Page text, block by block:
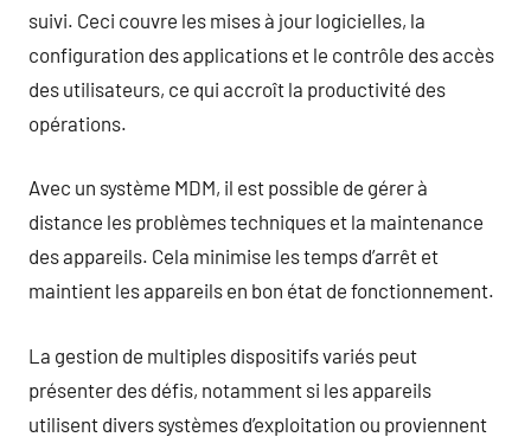
suivi. Ceci couvre les mises à jour logicielles, la
configuration des applications et le contrôle des accès
des utilisateurs, ce qui accroît la productivité des
opérations.
Avec un système MDM, il est possible de gérer à
distance les problèmes techniques et la maintenance
des appareils. Cela minimise les temps d’arrêt et
maintient les appareils en bon état de fonctionnement.
La gestion de multiples dispositifs variés peut
présenter des défis, notamment si les appareils
utilisent divers systèmes d’exploitation ou proviennent